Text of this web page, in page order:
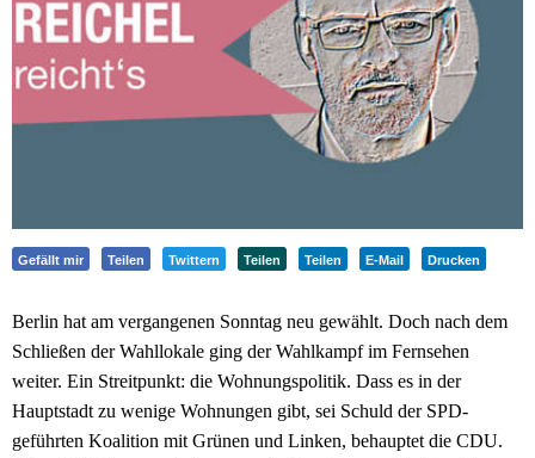
Gefällt mir Teilen Twittern Teilen Teilen E-Mail Drucken
Berlin hat am vergangenen Sonntag neu gewählt. Doch nach dem
Schließen der Wahllokale ging der Wahlkampf im Fernsehen
weiter. Ein Streitpunkt: die Wohnungspolitik. Dass es in der
Hauptstadt zu wenige Wohnungen gibt, sei Schuld der SPD-
geführten Koalition mit Grünen und Linken, behauptet die CDU.